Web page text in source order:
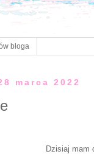
bloga
marca 2022
Dzisiaj mam